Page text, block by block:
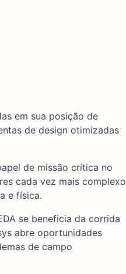
em sua posição de
de design otimizadas
de missão crítica no
cada vez mais complexo
e física.
se beneficia da corrida
abre oportunidades
de campo